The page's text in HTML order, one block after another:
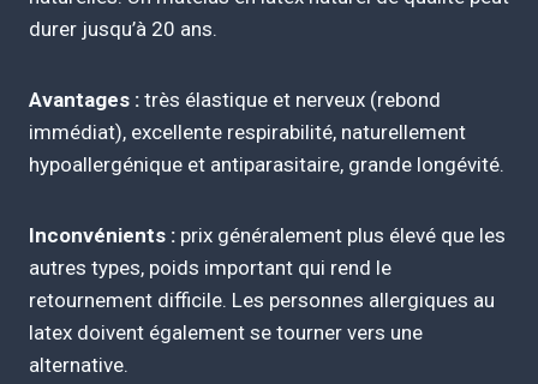
durer jusqu’à 20 ans.
Avantages : très élastique et nerveux (rebond
immédiat), excellente respirabilité, naturellement
hypoallergénique et antiparasitaire, grande longévité.
Inconvénients : prix généralement plus élevé que les
autres types, poids important qui rend le
retournement difficile. Les personnes allergiques au
latex doivent également se tourner vers une
alternative.